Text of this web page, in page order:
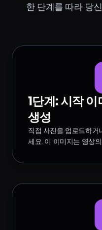
한 단계를 따라 당
1단계: 시작
생성
직접 사진을 업로드하거
세요. 이 이미지는 영상